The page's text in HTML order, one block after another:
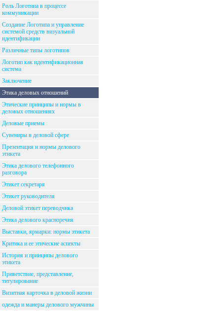
Роль Логотипа в процессе
коммуникации
Создание Логотипа и управление
системой средств визуальной
идентификации
Различные типы логотипов
Логотип как идентификационная
система
Заключение
Этика деловых отношений
Этические принципы и нормы в
деловых отношениях
Деловые приемы
Сувениры в деловой сфере
Презентация и нормы делового
этикета
Этика делового телефонного
разговора
Этикет секретаря
Этикет руководителя
Деловой этикет переводчика
Этика делового красноречия
Выставки, ярмарки: нормы этикета
Критика и ее этические аспекты
История и принципы делового
этикета
Приветствие, представление,
титулирование
Визитная карточка в деловой жизни
одежда и манеры делового мужчины